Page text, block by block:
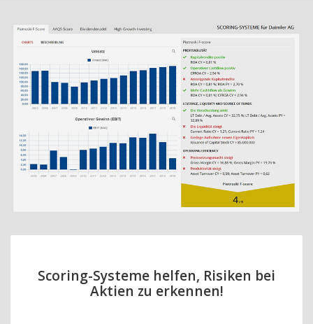
Scoring-Systeme helfen, Risiken bei
Aktien zu erkennen!